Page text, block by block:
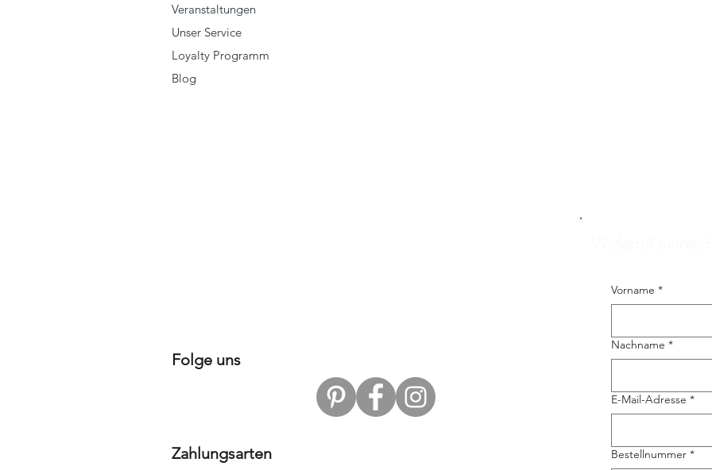
Veranstaltungen
Unser Service
Loyalty Programm
Blog
Folge uns
Zahlungsarten
Vorname *
Nachname *
E-Mail-Adresse *
Bestellnummer *